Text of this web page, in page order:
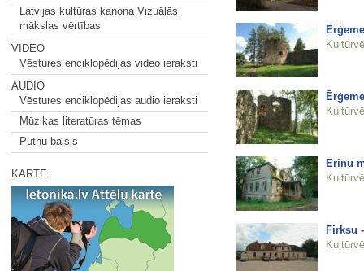
Latvijas kultūras kanona Vizuālās
mākslas vērtības
VIDEO
Vēstures enciklopēdijas video ieraksti
AUDIO
Vēstures enciklopēdijas audio ieraksti
Mūzikas literatūras tēmas
Putnu balsis
KARTE
Eriņu
Firksu